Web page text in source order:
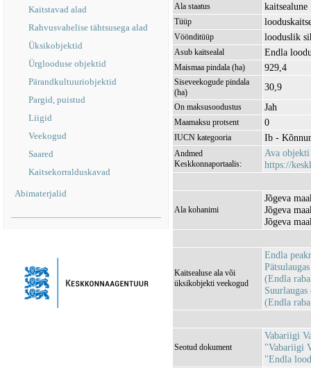
Kaitstavad alad
Rahvusvahelise tähtsusega alad
Üksikobjektid
Ürglooduse objektid
Pärandkultuuriobjektid
Pargid, puistud
Liigid
Veekogud
Saared
Kaitsekorralduskavad
Abimaterjalid
Ala staatus kaitsealune
Tüüp
Vöönditüüp looduslik
Asub kaitsealal Endla
Maismaa pindala (ha) 929,4
Siseveekogude pindala
(ha)
30,9
On maksusoodustus Jah
Maamaksu protsent 0
IUCN kategooria Ib -
Andmed
Keskkonnaportaalis:
Ava objekti
https://
Ala kohanimi
Jõgeva
Jõgeva
Jõgeva
Kaitsealuse ala või
üksikobjekti veekogud
Endla
(Endla
(Endla
Seotud dokument
Vabariigi
"Vabariigi
"Endla